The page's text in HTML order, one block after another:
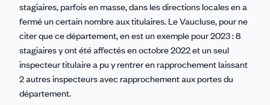
stagiaires, parfois en masse, dans les directions locales en a
fermé un certain nombre aux titulaires. Le Vaucluse, pour ne
citer que ce département, en est un exemple pour 2023 : 8
stagiaires y ont été affectés en octobre 2022 et un seul
inspecteur titulaire a pu y rentrer en rapprochement laissant
2 autres inspecteurs avec rapprochement aux portes du
département.